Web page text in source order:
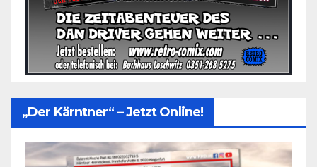
„Der Kärntner“ – Jetzt Online!